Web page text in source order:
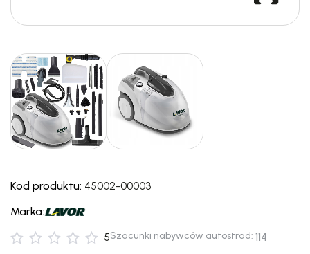
Kod produktu: 45002-00003
Marka:
5Szacunki nabywców autostrad: 114